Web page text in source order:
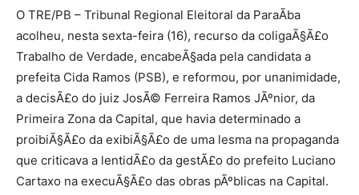
O TRE/PB – Tribunal Regional Eleitoral da ParaÃ­ba
acolheu, nesta sexta-feira (16), recurso da coligaÃ§Ã£o
Trabalho de Verdade, encabeÃ§ada pela candidata a
prefeita Cida Ramos (PSB), e reformou, por unanimidade,
a decisÃ£o do juiz JosÃ© Ferreira Ramos JÃºnior, da
Primeira Zona da Capital, que havia determinado a
proibiÃ§Ã£o da exibiÃ§Ã£o de uma lesma na propaganda
que criticava a lentidÃ£o da gestÃ£o do prefeito Luciano
Cartaxo na execuÃ§Ã£o das obras pÃºblicas na Capital.